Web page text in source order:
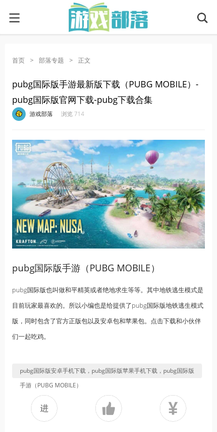
首页 > 部落专题 > 正文
pubg国际版手游最新版下载（PUBG MOBILE）-
pubg国际版官网下载-pubg下载合集
游戏部落 浏览 714
pubg国际版手游（PUBG MOBILE）
pubg国际版也叫做和平精英或者绝地求生等等。其中地铁逃生模式是
目前玩家最喜欢的。所以小编也是给提供了pubg国际版地铁逃生模式
版，同时包含了官方正版包以及安卓包和苹果包。点击下载和小伙伴
们一起吃鸡。
pubg国际版安卓手机下载，pubg国际版苹果手机下载，pubg国际版
手游（PUBG MOBILE）